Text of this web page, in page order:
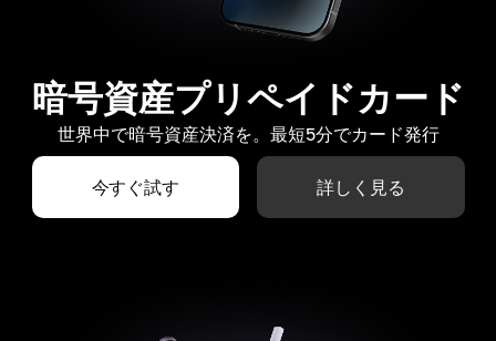
暗号資産プリペイドカード
世界中で暗号資産決済を。最短5分でカード発行
今すぐ試す 詳しく見る